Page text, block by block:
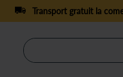
Transport gratuit la